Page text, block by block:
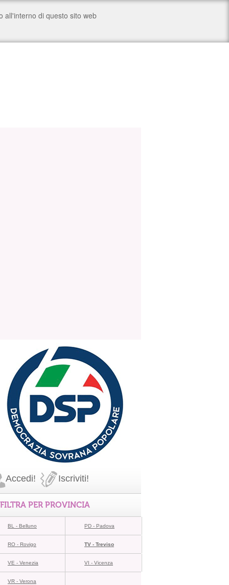
Accedi! Iscriviti!
FILTRA PER PROVINCIA
BL - Belluno PD - Padova
RO - Rovigo TV - Treviso
VE - Venezia VI - Vicenza
VR - Verona